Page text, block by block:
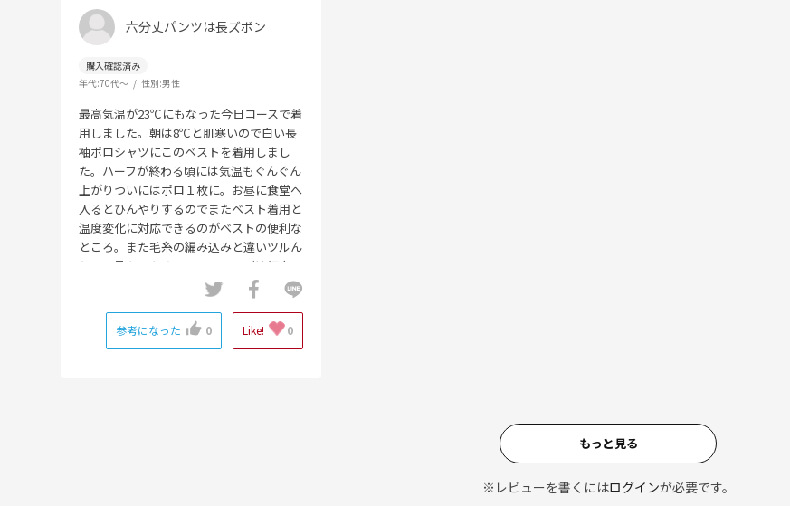
六分丈パンツは長ズボン
年代:70代～ 性別:男性
最高気温が23℃にもなった今日コースで着
用しました。朝は8℃と肌寒いので白い長
袖ポロシャツにこのベストを着用しまし
た。ハーフが終わる頃には気温もぐんぐん
上がりついにはポロ１枚に。お昼に食堂へ
入るとひんやりするのでまたベスト着用と
温度変化に対応できるのがベストの便利な
ところ。また毛糸の編み込みと違いツルん
として見た目もオシャレ。サイズは細身の
私にピッタリでした。出番も多くとっても
参考になった 0 Like! 0
もっと見る
※レビューを書くにはログインが必要です。